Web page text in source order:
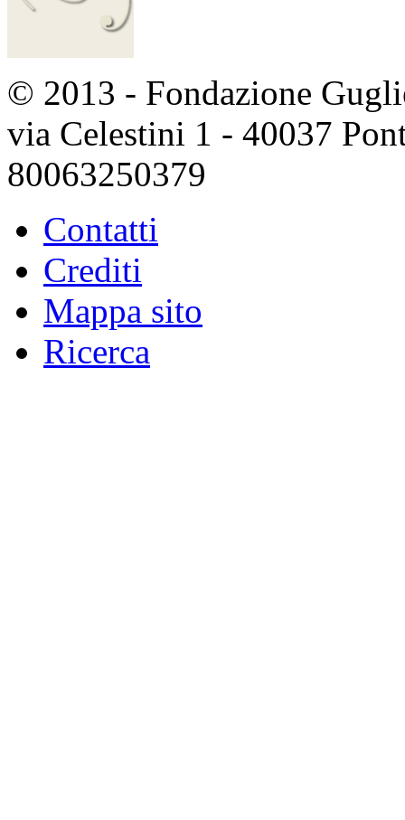
© 2013 - Fondazione
via Celestini 1 - 40037
80063250379
Contatti
Crediti
Mappa sito
Ricerca